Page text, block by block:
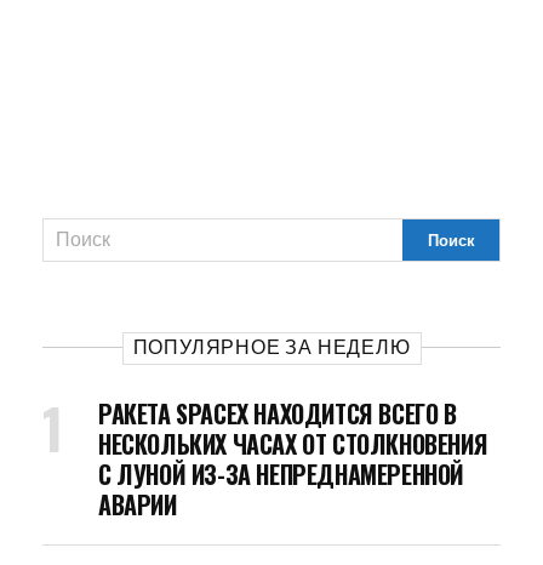
ПОПУЛЯРНОЕ ЗА НЕДЕЛЮ
РАКЕТА SPACEX НАХОДИТСЯ ВСЕГО В
НЕСКОЛЬКИХ ЧАСАХ ОТ СТОЛКНОВЕНИЯ
С ЛУНОЙ ИЗ-ЗА НЕПРЕДНАМЕРЕННОЙ
АВАРИИ